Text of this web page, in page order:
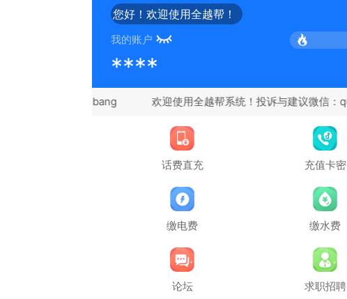
您好！欢迎使用全越帮！
我的账户
****
微信：quanyuebang
话费直充 充值卡密
缴电费 缴水费
论坛 求职招聘